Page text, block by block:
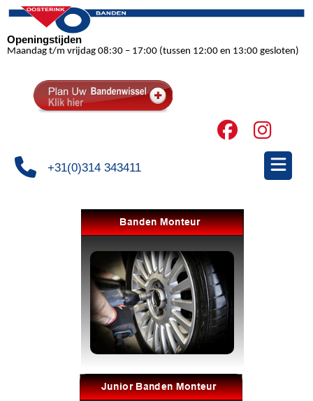
+31(0)314 343411
Openingstijden
Maandag t/m vrijdag 08:30 – 17:00 (tussen 12:00 en 13:00 gesloten)